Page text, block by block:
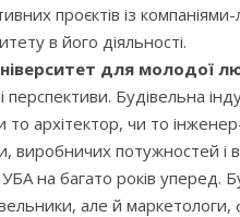
проєктів із
в його діяльності.
для молодої
перспективи. Будівельна
архітектор, чи то
виробничих потужностей і
на багато років уперед.
але й маркетологи,